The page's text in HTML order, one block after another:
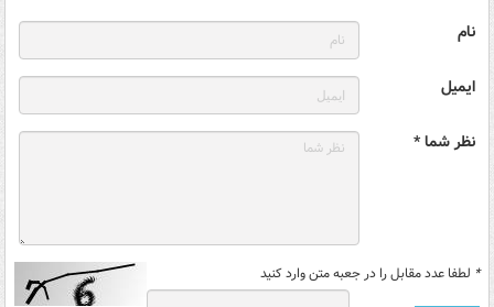
نام
ایمیل
نظر شما *
* لطفا عدد مقابل را در جعبه متن وارد کنید